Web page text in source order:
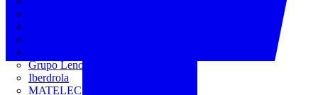
Grupo Lenor
Iberdrola
MATELEC